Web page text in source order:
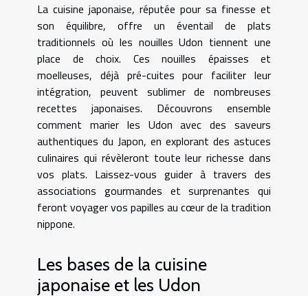
La cuisine japonaise, réputée pour sa finesse et
son équilibre, offre un éventail de plats
traditionnels où les nouilles Udon tiennent une
place de choix. Ces nouilles épaisses et
moelleuses, déjà pré-cuites pour faciliter leur
intégration, peuvent sublimer de nombreuses
recettes japonaises. Découvrons ensemble
comment marier les Udon avec des saveurs
authentiques du Japon, en explorant des astuces
culinaires qui révèleront toute leur richesse dans
vos plats. Laissez-vous guider à travers des
associations gourmandes et surprenantes qui
feront voyager vos papilles au cœur de la tradition
nippone.
Les bases de la cuisine
japonaise et les Udon